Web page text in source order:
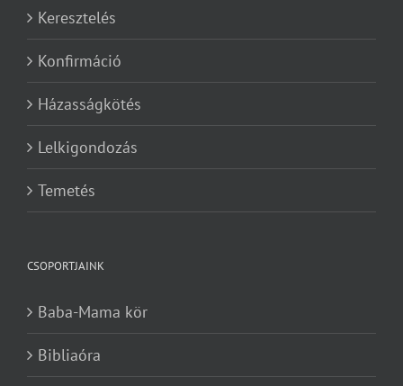
Keresztelés
Konfirmáció
Házasságkötés
Lelkigondozás
Temetés
CSOPORTJAINK
Baba-Mama kör
Bibliaóra